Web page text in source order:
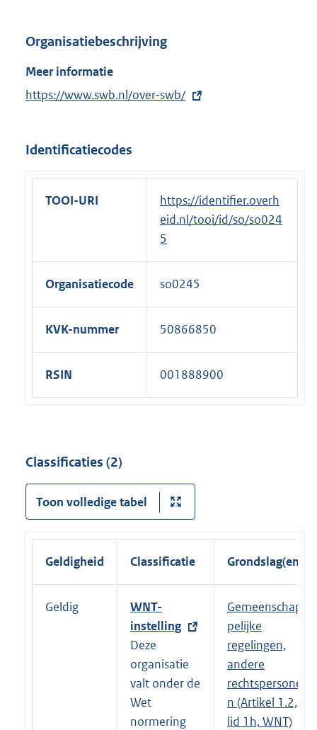
Organisatiebeschrijving
Meer informatie
E
e
r
https://www.swb.nl/over-swb/
Identificatiecodes
TOOI-URI
https://identifier.overh
eid.nl/tooi/id/so/so024
5
Organisatiecode so0245
KVK-nummer 50866850
RSIN 001888900
Classificaties (2)
Toon volledige tabel
Geldigheid Classificatie Grondslag(en)
Geldig
E
x
t
e
r
n
e
WNT-
instelling
Deze
organisatie
valt onder de
Wet
normering
Gemeenschap
pelijke
regelingen,
andere
rechtspersone
n (Artikel 1.2,
lid 1h, WNT)